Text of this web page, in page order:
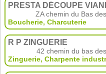
PRESTA DÉCOUPE
ZA chemin du Bas
Boucherie, Charcuterie
R P ZINGUERIE
42 chemin du bas
Zinguerie, Charpente